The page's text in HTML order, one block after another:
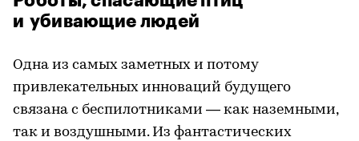
и убивающие людей
Одна из самых заметных и потому
привлекательных инноваций будущего
связана с беспилотниками — как наземными,
так и воздушными. Из фантастических